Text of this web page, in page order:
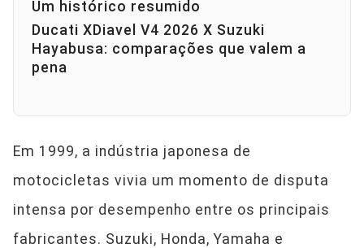
Um histórico resumido
Ducati XDiavel V4 2026 X Suzuki
Hayabusa: comparações que valem a
pena
Em 1999, a indústria japonesa de
motocicletas vivia um momento de disputa
intensa por desempenho entre os principais
fabricantes. Suzuki, Honda, Yamaha e